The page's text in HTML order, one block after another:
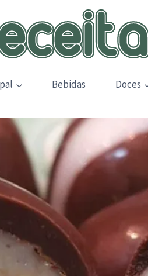
Bebidas Doces